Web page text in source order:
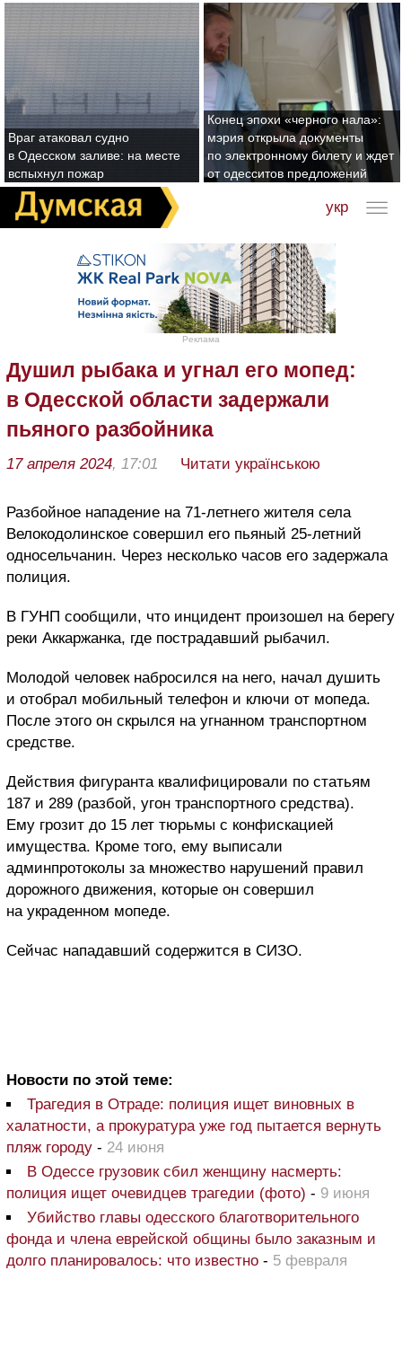
Враг атаковал судно
в Одесском заливе: на месте
вспыхнул пожар
Конец эпохи «черного нала»:
мэрия открыла документы
по электронному билету и ждет
от одесситов предложений
укр
Реклама
Душил рыбака и угнал его мопед:
в Одесской области задержали
пьяного разбойника
17 апреля 2024, 17:01 Читати українською
Разбойное нападение на 71-летнего жителя села
Велокодолинское совершил его пьяный 25-летний
односельчанин. Через несколько часов его задержала
полиция.
В ГУНП сообщили, что инцидент произошел на берегу
реки Аккаржанка, где пострадавший рыбачил.
Молодой человек набросился на него, начал душить
и отобрал мобильный телефон и ключи от мопеда.
После этого он скрылся на угнанном транспортном
средстве.
Действия фигуранта квалифицировали по статьям
187 и 289 (разбой, угон транспортного средства).
Ему грозит до 15 лет тюрьмы с конфискацией
имущества. Кроме того, ему выписали
админпротоколы за множество нарушений правил
дорожного движения, которые он совершил
на украденном мопеде.
Сейчас нападавший содержится в СИЗО.
Новости по этой теме:
Трагедия в Отраде: полиция ищет виновных в
халатности, а прокуратура уже год пытается вернуть
пляж городу - 24 июня
В Одессе грузовик сбил женщину насмерть:
полиция ищет очевидцев трагедии (фото) - 9 июня
Убийство главы одесского благотворительного
фонда и члена еврейской общины было заказным и
долго планировалось: что известно - 5 февраля